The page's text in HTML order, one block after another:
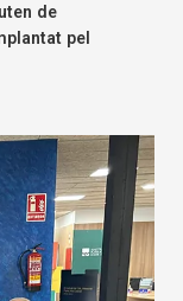
de
pel